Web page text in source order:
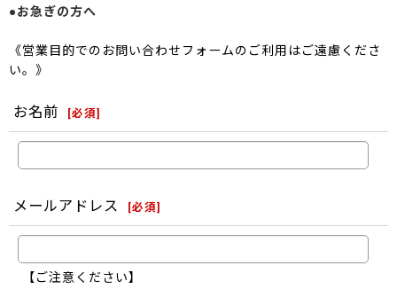
●お急ぎの方へ
《営業目的でのお問い合わせフォームのご利用はご遠慮くださ
い。》
お名前 [必須]
メールアドレス [必須]
【ご注意ください】